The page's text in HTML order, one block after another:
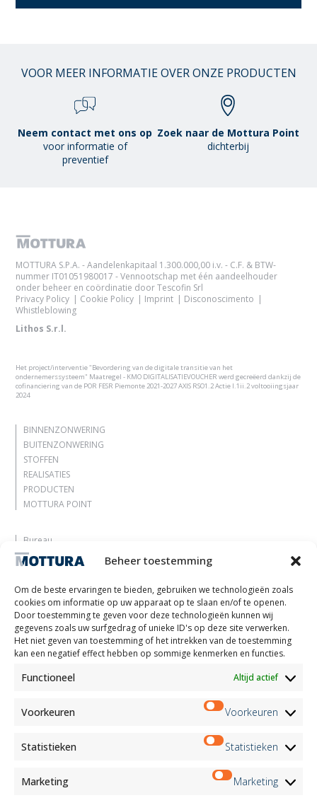
Beheer toestemming
Om de beste ervaringen te bieden, gebruiken we technologieën zoals
cookies om informatie op uw apparaat op te slaan en/of te openen.
Door toestemming te geven voor deze technologieën kunnen wij
gegevens zoals uw surfgedrag of unieke ID's op deze site verwerken.
Het niet geven van toestemming of het intrekken van de toestemming
kan een negatief effect hebben op sommige kenmerken en functies.
Functioneel Altijd actief
Voorkeuren Voorkeuren
Statistieken Statistieken
Marketing Marketing
VOOR MEER INFORMATIE OVER ONZE PRODUCTEN
Neem contact met ons op
voor informatie of
preventief
Zoek naar de Mottura Point
dichterbij
MOTTURA S.P.A. - Aandelenkapitaal 1.300.000,00 i.v. - C.F. & BTW-
nummer IT01051980017 - Vennootschap met één aandeelhouder
onder beheer en coördinatie door Tescofin Srl
Privacy Policy
Cookie Policy Imprint
Disconoscimento
Whistleblowing
Lithos S.r.l.
Het project/interventie "Bevordering van de digitale transitie van het
ondernemerssysteem" Maatregel - KMO DIGITALISATIEVOUCHER werd gecreëerd dankzij de
cofinanciering van de POR FESR Piemonte 2021-2027 AXIS RSO1.2 Actie I.1ii.2 voltooiingsjaar
2024
BINNENZONWERING
BUITENZONWERING
STOFFEN
REALISATIES
PRODUCTEN
MOTTURA POINT
Bureau
Laat je inspireren
Contacten
Werk met ons
Gereserveerd gebied
Certificeringen
M2Net
Child Safety
Customer Information
Information for Candidates
Register Information